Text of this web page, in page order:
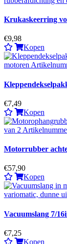
Krukaskeerring
€9,98
Kopen
€7,49
Kopen
Motorrubber
€57,90
Kopen
Vacuumslang 7/
€7,25
Kopen